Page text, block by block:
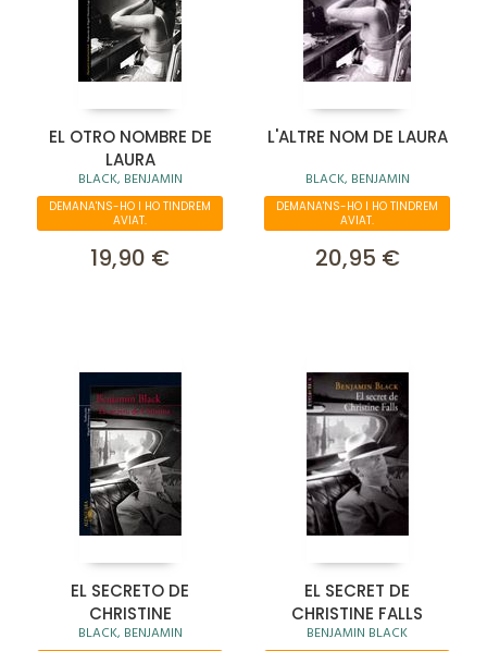
EL OTRO NOMBRE DE
LAURA
BLACK, BENJAMIN
DEMANA'NS-HO I HO TINDREM
AVIAT.
19,90 €
L'ALTRE NOM DE LAURA
BLACK, BENJAMIN
DEMANA'NS-HO I HO TINDREM
AVIAT.
20,95 €
EL SECRETO DE
CHRISTINE
BLACK, BENJAMIN
EL SECRET DE
CHRISTINE FALLS
BENJAMIN BLACK